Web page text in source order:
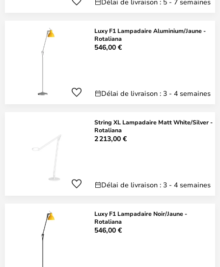
Luxy F1 Lampadaire Aluminium/Jaune -
Rotaliana
546,00 €
Délai de livraison : 3 - 4 semaines
String XL Lampadaire Matt White/Silver -
Rotaliana
2 213,00 €
Délai de livraison : 3 - 4 semaines
Luxy F1 Lampadaire Noir/Jaune -
Rotaliana
546,00 €